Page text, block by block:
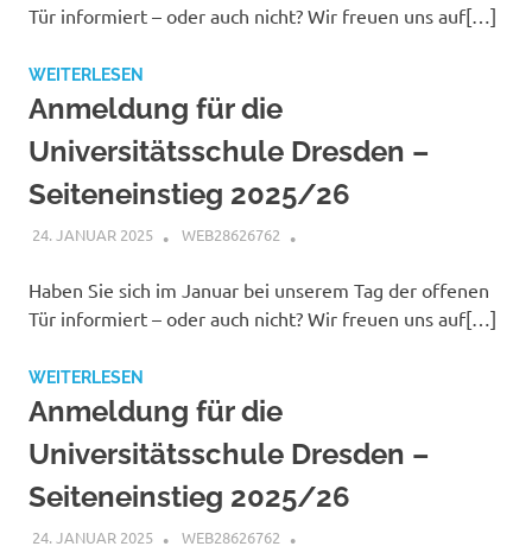
Tür informiert – oder auch nicht? Wir freuen uns auf[…]
WEITERLESEN
Anmeldung für die
Universitätsschule Dresden –
Seiteneinstieg 2025/26
24. JANUAR 2025 WEB28626762
Haben Sie sich im Januar bei unserem Tag der offenen
Tür informiert – oder auch nicht? Wir freuen uns auf[…]
WEITERLESEN
Anmeldung für die
Universitätsschule Dresden –
Seiteneinstieg 2025/26
24. JANUAR 2025 WEB28626762